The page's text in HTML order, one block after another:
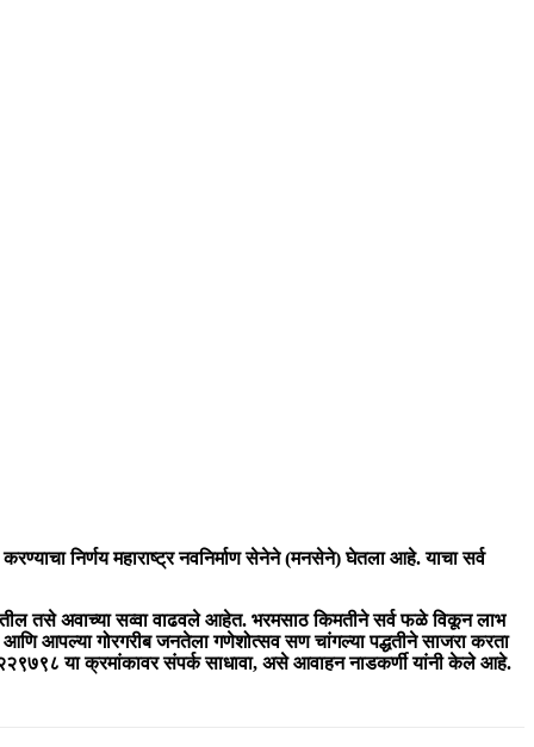
करण्याचा निर्णय महाराष्ट्र नवनिर्माण सेनेने (मनसेने) घेतला आहे. याचा सर्व
तसे अवाच्या सव्वा वाढवले आहेत. भरमसाठ किमतीने सर्व फळे विकून लाभ
आपल्या गोरगरीब जनतेला गणेशोत्सव सण चांगल्या पद्धतीने साजरा करता
या क्रमांकावर संपर्क साधावा, असे आवाहन नाडकर्णी यांनी केले आहे.